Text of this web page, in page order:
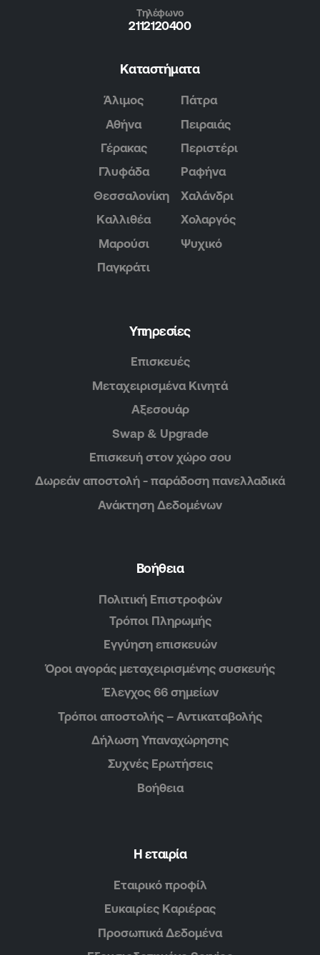
Τηλέφωνο
2112120400
Καταστήματα
Άλιμος
Αθήνα
Γέρακας
Γλυφάδα
Θεσσαλονίκη
Καλλιθέα
Μαρούσι
Παγκράτι
Πάτρα
Πειραιάς
Περιστέρι
Ραφήνα
Χαλάνδρι
Χολαργός
Ψυχικό
Υπηρεσίες
Επισκευές
Μεταχειρισμένα Κινητά
Αξεσουάρ
Swap & Upgrade
Επισκευή στον χώρο σου
Δωρεάν αποστολή - παράδοση πανελλαδικά
Ανάκτηση Δεδομένων
Βοήθεια
Πολιτική Επιστροφών
Τρόποι Πληρωμής
Εγγύηση επισκευών
Όροι αγοράς μεταχειρισμένης συσκευής
Έλεγχος 66 σημείων
Τρόποι αποστολής – Αντικαταβολής
Δήλωση Υπαναχώρησης
Συχνές Ερωτήσεις
Βοήθεια
Η εταιρία
Εταιρικό προφίλ
Ευκαιρίες Καριέρας
Προσωπικά Δεδομένα